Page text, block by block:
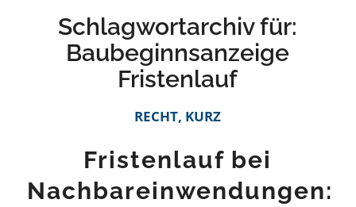
Schlagwortarchiv für:
Baubeginnsanzeige
Fristenlauf
RECHT, KURZ
Fristenlauf bei
Nachbareinwendungen: